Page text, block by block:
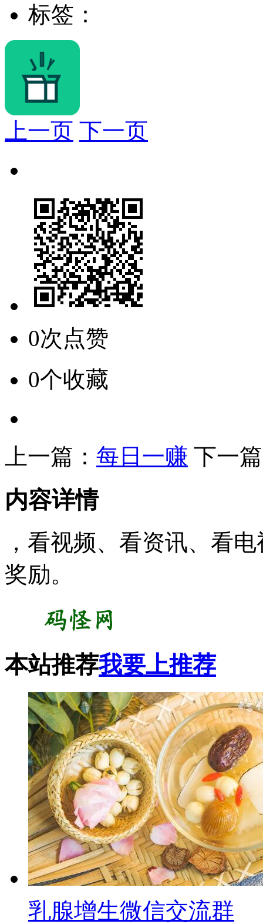
标签：
上一页 下一页
0次点赞
0个收藏
上一篇： 每日一赚 下一
内容详情
，看视频、看资讯、看
奖励。
本站推荐我要上推荐
乳腺增生微信交流群